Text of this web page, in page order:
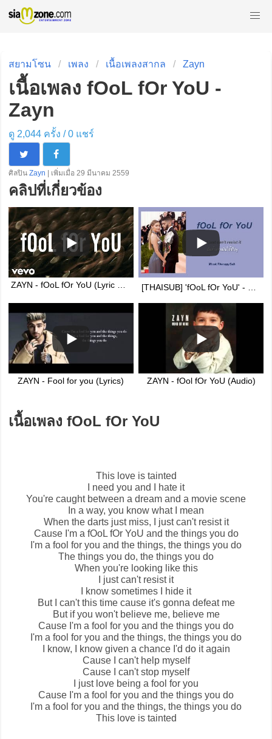
สยามโซน เพลง เนื้อเพลงสากล Zayn
เนื้อเพลง fOoL fOr YoU -
Zayn
ดู 2,044 ครั้ง /0แชร์
ศิลปิน Zayn | เพิ่มเมื่อ 29 มีนาคม 2559
คลิปที่เกี่ยวข้อง
ZAYN - fOoL fOr YoU (Lyric Video) [THAISUB] 'fOoL fOr YoU' - ZAYN #แปลเพลง
ZAYN - Fool for you (Lyrics) ZAYN - fOol fOr YoU (Audio)
เนื้อเพลง fOoL fOr YoU
This love is tainted
I need you and I hate it
You're caught between a dream and a movie scene
In a way, you know what I mean
When the darts just miss, I just can't resist it
Cause I'm a fOoL fOr YoU and the things you do
I'm a fool for you and the things, the things you do
The things you do, the things you do
When you're looking like this
I just can't resist it
I know sometimes I hide it
But I can't this time cause it's gonna defeat me
But if you won't believe me, believe me
Cause I'm a fool for you and the things you do
I'm a fool for you and the things, the things you do
I know, I know given a chance I'd do it again
Cause I can't help myself
Cause I can't stop myself
I just love being a fool for you
Cause I'm a fool for you and the things you do
I'm a fool for you and the things, the things you do
This love is tainted